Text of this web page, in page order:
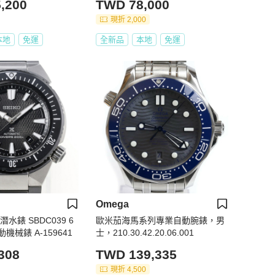
時代B1477
地 免運
TWD 78,000
現折 2,000
全新品 本地 免運
水錶 SBDC039 6
機械錶 A-159641
Omega
歐米茄海馬系列專業自動腕錶，男
士，210.30.42.20.06.001
TWD 139,335
現折 4,500